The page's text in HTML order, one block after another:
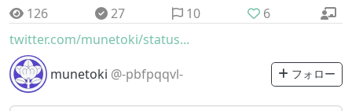
126 27 10
6
twitter.com/munetoki/status...
munetoki @-pbfpqqvl- フォロー